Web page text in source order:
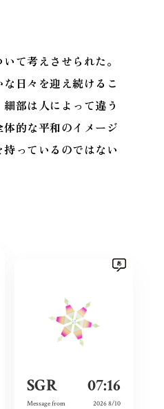
て考えさせられた。
日々を迎え続けるこ
部は人によって違う
的な平和のイメージ
っているのではない
SGR 07:16
Message from 2026 8/10